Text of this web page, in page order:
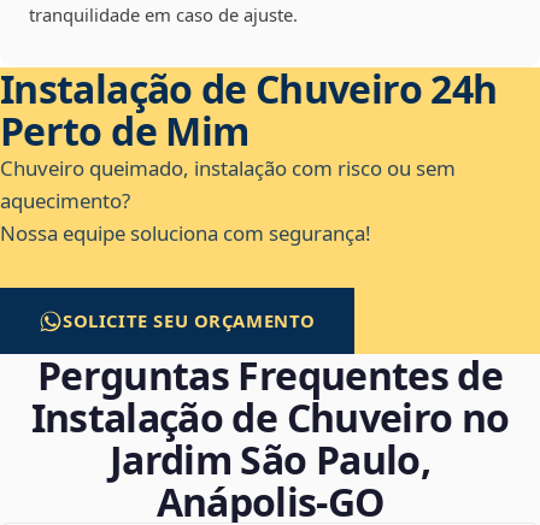
tranquilidade em caso de ajuste.
Instalação de Chuveiro 24h
Perto de Mim
Chuveiro queimado, instalação com risco ou sem
aquecimento?
Nossa equipe soluciona com segurança!
SOLICITE SEU ORÇAMENTO
Perguntas Frequentes de
Instalação de Chuveiro no
Jardim São Paulo,
Anápolis‑GO